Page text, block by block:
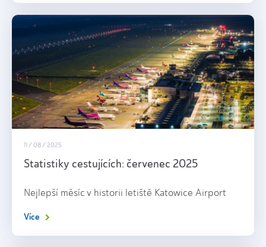
11 / 08 / 2025
Statistiky cestujících: červenec 2025
Nejlepší měsíc v historii letiště Katowice Airport
Více